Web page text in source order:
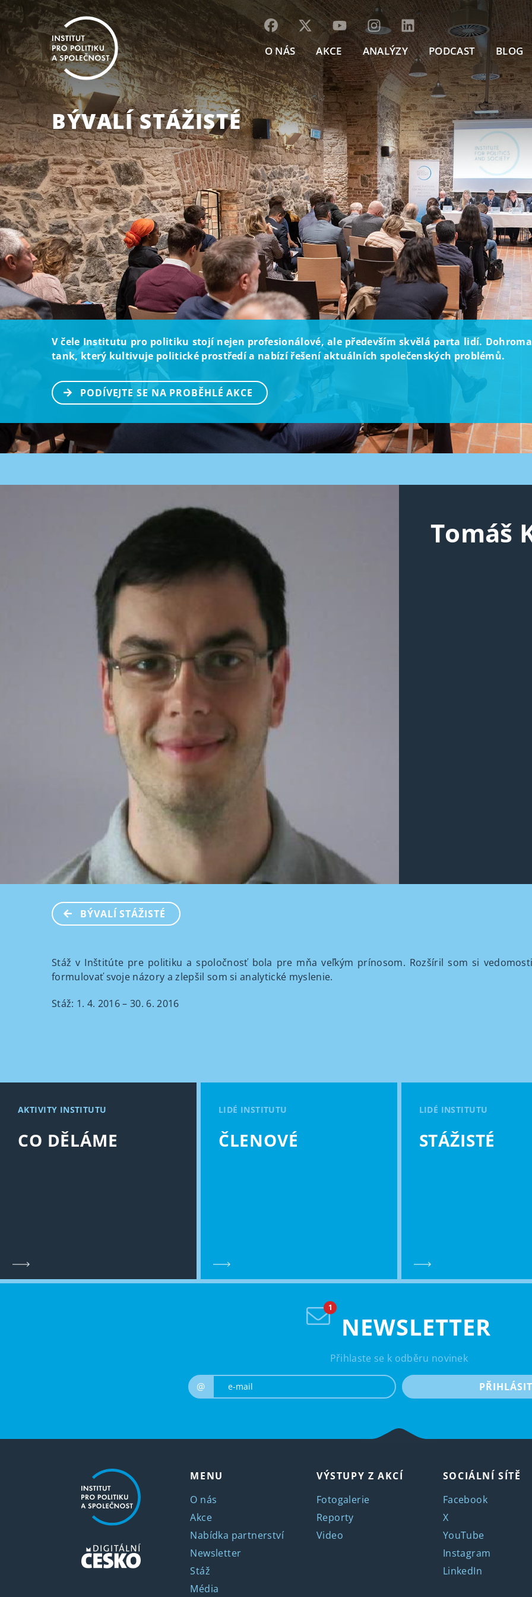
O NÁS AKCE ANALÝZY PODCAST BLOG
BÝVALÍ STÁŽISTÉ
V čele Institutu pro politiku stojí nejen profesionálové, ale především skvělá parta lidí.
tank, který kultivuje politické prostředí a nabízí řešení aktuálních společenských problémů.
PODÍVEJTE SE NA PROBĚHLÉ AKCE
Tomáš
BÝVALÍ STÁŽISTÉ
Stáž v Inštitúte pre politiku a spoločnosť bola pre mňa veľkým prínosom. Rozšíril som si
formulovať svoje názory a zlepšil som si analytické myslenie.
Stáž: 1. 4. 2016 – 30. 6. 2016
CO DĚLÁME
AKTIVITY INSTITUTU LIDÉ INSTITUTU
ČLENOVÉ STÁŽISTÉ
LIDÉ INSTITUTU
NEWSLETTER
Přihlaste se k odběru novinek
@ PŘIHLÁSIT
MENU
O nás
Akce
Nabídka partnerství
Newsletter
Stáž
Média
VÝSTUPY Z AKCÍ
Fotogalerie
Reporty
Video
SOCIÁLNÍ SÍTĚ
Facebook
X
YouTube
Instagram
LinkedIn